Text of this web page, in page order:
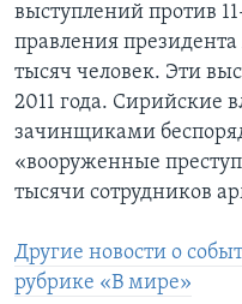
выступлений против
правления президента
тысяч человек. Эти
2011 года. Сирийские
зачинщиками
«вооруженные
тысячи сотрудников
Другие новости о
рубрике «В мире»